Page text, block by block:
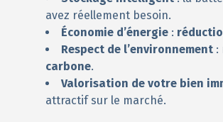
avez réellement besoin.
Économie d’énergie :
Respect de l’environnement :
carbone.
Valorisation de votre bien
attractif sur le marché.